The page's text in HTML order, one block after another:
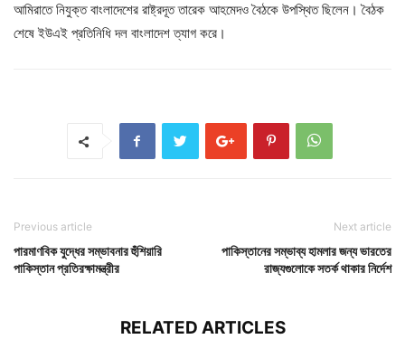
আমিরাতে নিযুক্ত বাংলাদেশের রাষ্ট্রদূত তারেক আহমেদও বৈঠকে উপস্থিত ছিলেন। বৈঠক
শেষে ইউএই প্রতিনিধি দল বাংলাদেশ ত্যাগ করে।
Previous article
পারমাণবিক যুদ্ধের সম্ভাবনার হুঁশিয়ারি
পাকিস্তান প্রতিরক্ষামন্ত্রীর
Next article
পাকিস্তানের সম্ভাব্য হামলার জন্য ভারতের
রাজ্যগুলোকে সতর্ক থাকার নির্দেশ
RELATED ARTICLES